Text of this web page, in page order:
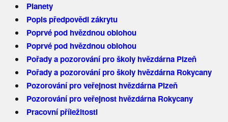
Planety
Popis předpovědi zákrytu
Poprvé pod hvězdnou oblohou
Poprvé pod hvězdnou oblohou
Pořady a pozorování pro školy hvězdárna Plzeň
Pořady a pozorování pro školy hvězdárna Rokycany
Pozorování pro veřejnost hvězdárna Plzeň
Pozorování pro veřejnost hvězdárna Rokycany
Pracovní příležitosti